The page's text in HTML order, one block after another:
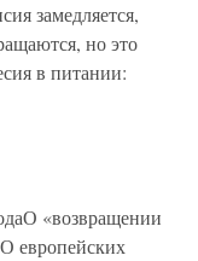
замедляется,
но это
в питании:
«возвращении
европейских